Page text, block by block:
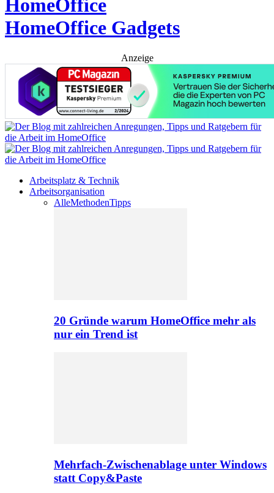
HomeOffice Gadgets
Anzeige
Arbeitsplatz & Technik
Arbeitsorganisation
AlleMethodenTipps
20 Gründe warum HomeOffice mehr als
nur ein Trend ist
Mehrfach-Zwischenablage unter Windows
statt Copy&Paste